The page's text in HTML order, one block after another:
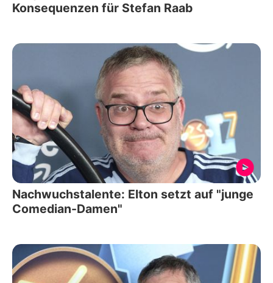
Konsequenzen für Stefan Raab
Nachwuchstalente: Elton setzt auf "junge
Comedian-Damen"